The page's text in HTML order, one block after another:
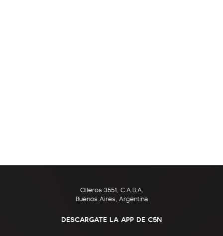
Olleros 3551, C.A.B.A.
Buenos Aires, Argentina
DESCARGATE LA APP DE C5N